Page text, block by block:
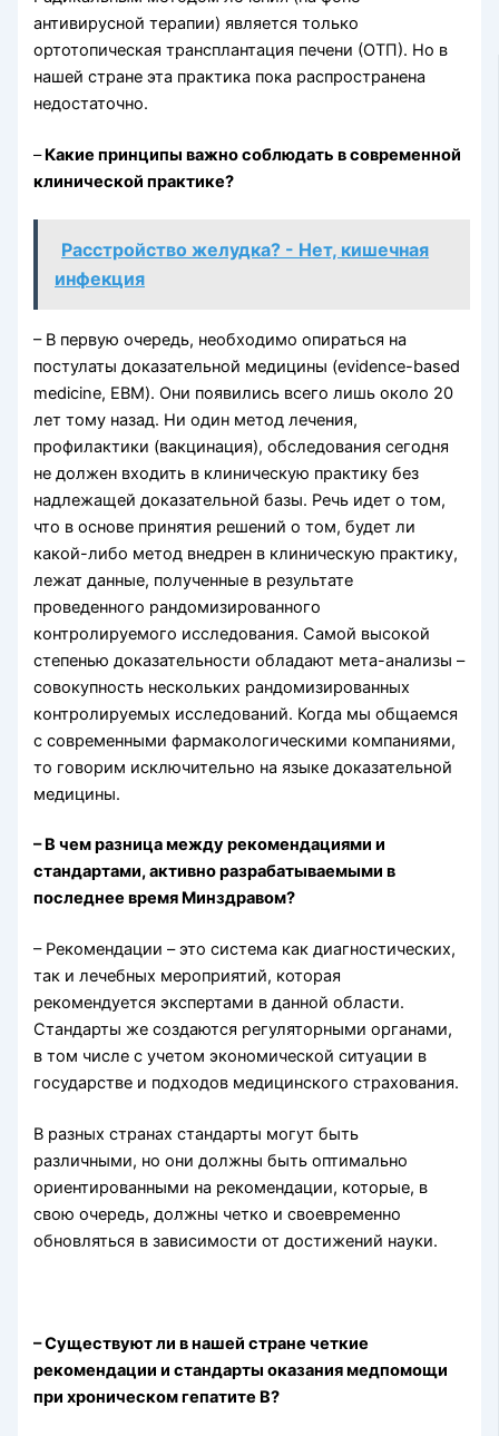
антивирусной терапии) является только
ортотопическая трансплантация печени (ОТП). Но в
нашей стране эта практика пока распространена
недостаточно.
–Какие принципы важно соблюдать в современной
клинической практике?
Расстройство желудка? - Нет, кишечная
инфекция
– В первую очередь, необходимо опираться на
постулаты доказательной медицины (evidence-based
medicine, EBM). Они появились всего лишь около 20
лет тому назад. Ни один метод лечения,
профилактики (вакцинация), обследования сегодня
не должен входить в клиническую практику без
надлежащей доказательной базы. Речь идет о том,
что в основе принятия решений о том, будет ли
какой-либо метод внедрен в клиническую практику,
лежат данные, полученные в результате
проведенного рандомизированного
контролируемого исследования. Самой высокой
степенью доказательности обладают мета-анализы –
совокупность нескольких рандомизированных
контролируемых исследований. Когда мы общаемся
с современными фармакологическими компаниями,
то говорим исключительно на языке доказательной
медицины.
– В чем разница между рекомендациями и
стандартами, активно разрабатываемыми в
последнее время Минздравом?
– Рекомендации – это система как диагностических,
так и лечебных мероприятий, которая
рекомендуется экспертами в данной области.
Стандарты же создаются регуляторными органами,
в том числе с учетом экономической ситуации в
государстве и подходов медицинского страхования.
В разных странах стандарты могут быть
различными, но они должны быть оптимально
ориентированными на рекомендации, которые, в
свою очередь, должны четко и своевременно
обновляться в зависимости от достижений науки.
– Существуют ли в нашей стране четкие
рекомендации и стандарты оказания медпомощи
при хроническом гепатите B?